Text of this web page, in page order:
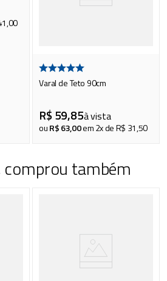
,00
Varal de Teto 90cm
R$ 59,85à vista
ouR$63,00em2x deR$ 31,50
comprou também